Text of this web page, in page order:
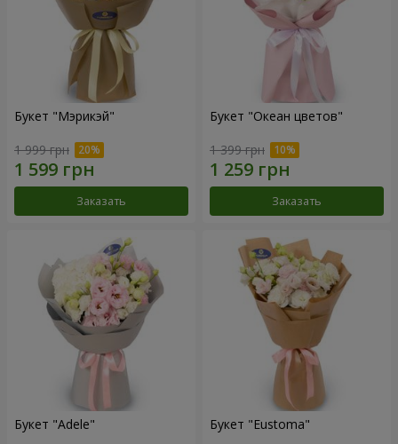
Букет "Мэрикэй"
1 999 грн
Заказать
Букет "Океан цветов"
1 399 грн
Заказать
Букет "Adele" Букет "Eustoma"